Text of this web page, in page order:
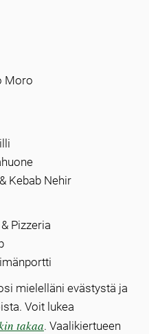
Moro
Kebab Nehir
Pizzeria
mielelläni evästystä ja
Voit lukea
takaa. Vaalikiertueen